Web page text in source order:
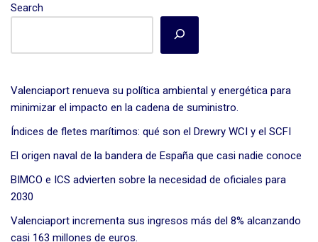
Search
Valenciaport renueva su política ambiental y energética para
minimizar el impacto en la cadena de suministro.
Índices de fletes marítimos: qué son el Drewry WCI y el SCFI
El origen naval de la bandera de España que casi nadie conoce
BIMCO e ICS advierten sobre la necesidad de oficiales para
2030
Valenciaport incrementa sus ingresos más del 8% alcanzando
casi 163 millones de euros.